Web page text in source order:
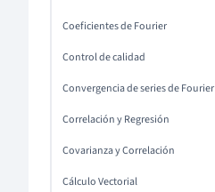
Coeficientes de Fourier
Control de calidad
Convergencia de series de Fourier
Correlación y Regresión
Covarianza y Correlación
Cálculo Vectorial